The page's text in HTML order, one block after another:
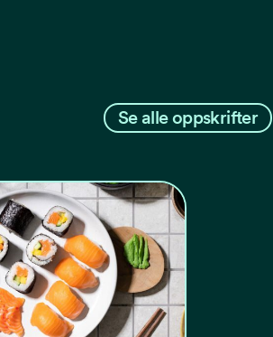
Se alle oppskrifter